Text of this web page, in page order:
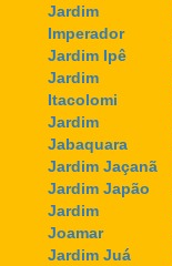
Jardim
Imperador
Jardim Ipê
Jardim
Itacolomi
Jardim
Jabaquara
Jardim Jaçanã
Jardim Japão
Jardim
Joamar
Jardim Juá